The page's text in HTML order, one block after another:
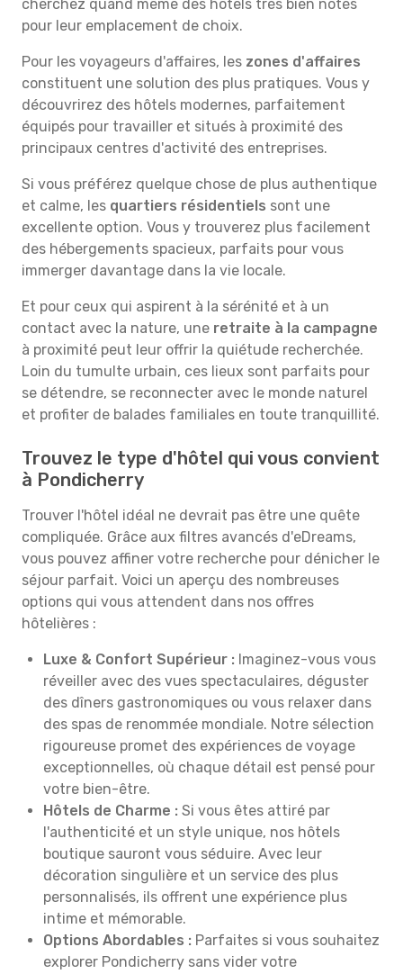
cherchez quand même des hôtels très bien notés
pour leur emplacement de choix.
Pour les voyageurs d'affaires, les zones d'affaires
constituent une solution des plus pratiques. Vous y
découvrirez des hôtels modernes, parfaitement
équipés pour travailler et situés à proximité des
principaux centres d'activité des entreprises.
Si vous préférez quelque chose de plus authentique
et calme, les quartiers résidentiels sont une
excellente option. Vous y trouverez plus facilement
des hébergements spacieux, parfaits pour vous
immerger davantage dans la vie locale.
Et pour ceux qui aspirent à la sérénité et à un
contact avec la nature, une retraite à la campagne
à proximité peut leur offrir la quiétude recherchée.
Loin du tumulte urbain, ces lieux sont parfaits pour
se détendre, se reconnecter avec le monde naturel
et profiter de balades familiales en toute tranquillité.
Trouvez le type d'hôtel qui vous convient
à Pondicherry
Trouver l'hôtel idéal ne devrait pas être une quête
compliquée. Grâce aux filtres avancés d'eDreams,
vous pouvez affiner votre recherche pour dénicher le
séjour parfait. Voici un aperçu des nombreuses
options qui vous attendent dans nos offres
hôtelières :
Luxe & Confort Supérieur : Imaginez-vous vous
réveiller avec des vues spectaculaires, déguster
des dîners gastronomiques ou vous relaxer dans
des spas de renommée mondiale. Notre sélection
rigoureuse promet des expériences de voyage
exceptionnelles, où chaque détail est pensé pour
votre bien-être.
Hôtels de Charme : Si vous êtes attiré par
l'authenticité et un style unique, nos hôtels
boutique sauront vous séduire. Avec leur
décoration singulière et un service des plus
personnalisés, ils offrent une expérience plus
intime et mémorable.
Options Abordables : Parfaites si vous souhaitez
explorer Pondicherry sans vider votre